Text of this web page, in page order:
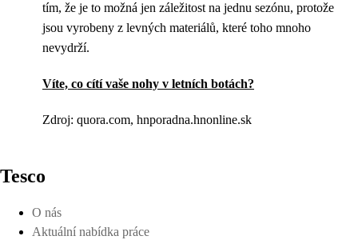
tím, že je to možná jen záležitost na jednu sezónu, protože
jsou vyrobeny z levných materiálů, které toho mnoho
nevydrží.
Víte, co cítí vaše nohy v letních botách?
Zdroj: quora.com, hnporadna.hnonline.sk
Tesco
O nás
Aktuální nabídka práce